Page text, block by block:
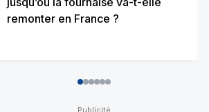
remonter en France ?
012345